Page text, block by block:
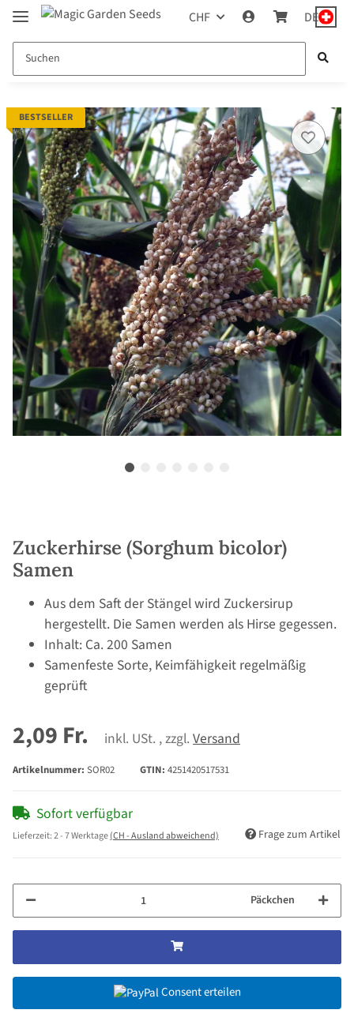
CHF DE
BESTSELLER
Zuckerhirse (Sorghum bicolor)
Samen
Aus dem Saft der Stängel wird Zuckersirup
hergestellt. Die Samen werden als Hirse gegessen.
Inhalt: Ca. 200 Samen
Samenfeste Sorte, Keimfähigkeit regelmäßig
geprüft
2,09 Fr. inkl. USt. , zzgl. Versand
Artikelnummer: SOR02 GTIN: 4251420517531
Sofort verfügbar
Lieferzeit:2 - 7 Werktage(CH - Ausland abweichend) Frage zum Artikel
Päckchen
Consent erteilen